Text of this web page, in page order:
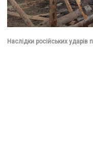
Наслідки російських